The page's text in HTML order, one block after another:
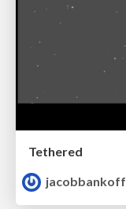
Tethered
jacobbankoff